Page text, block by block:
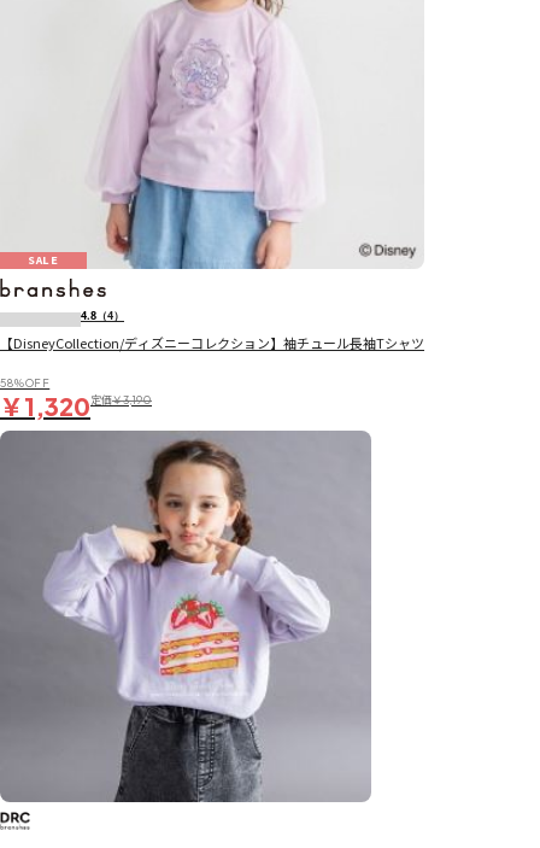
SALE
4.8 （4）
【DisneyCollection/ディズニーコレクション】袖チュール長袖Tシャツ
58％OFF
￥1,320定価￥3,190